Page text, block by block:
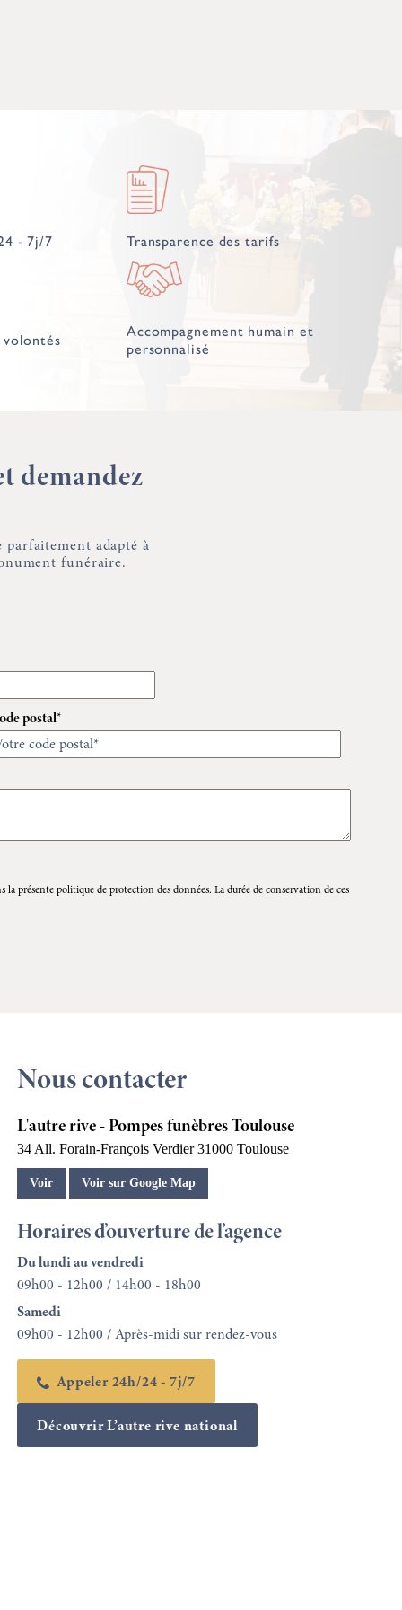
- 7j/7 Transparence des tarifs
volontés
Accompagnement humain et
personnalisé
demandez
adapté à
funéraire.
postal*
présente politique de protection des données. La durée de conservation de ces
Nous contacter
L'autre rive - Pompes funèbres Toulouse
34 All. Forain-François Verdier 31000 Toulouse
Voir Voir sur Google Map
Horaires d’ouverture de l’agence
Du lundi au vendredi
09h00 - 12h00 / 14h00 - 18h00
Samedi
09h00 - 12h00 / Après-midi sur rendez-vous
Appeler 24h/24 - 7j/7
Découvrir L’autre rive national